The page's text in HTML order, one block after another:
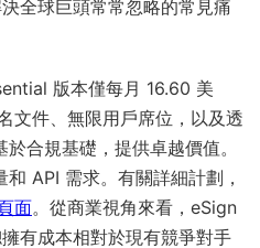
全球巨頭常常忽略的常見痛
版本僅每月 16.60 美
文件、無限用戶席位，以及透
合規基礎，提供卓越價值。
API 需求。有關詳細計劃，
面。從商業視角來看，eSign
有成本相對於現有競爭對手